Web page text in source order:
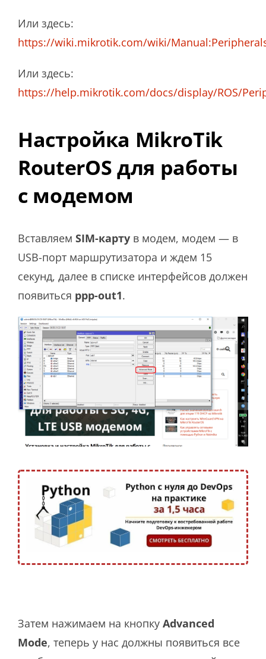
Или здесь:
https://wiki.mikrotik.com/wiki/
Или здесь:
https://help.mikrotik.com/docs/display/ROS/
Настройка MikroTik
RouterOS для работы
с модемом
Вставляем SIM-карту в модем, модем — в
USB-порт маршрутизатора и ждем 15
секунд, далее в списке интерфейсов должен
появиться ppp-out1.
Затем нажимаем на кнопку Advanced
Mode, теперь у нас должны появиться все